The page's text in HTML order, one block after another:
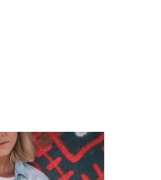
Tento
produkt